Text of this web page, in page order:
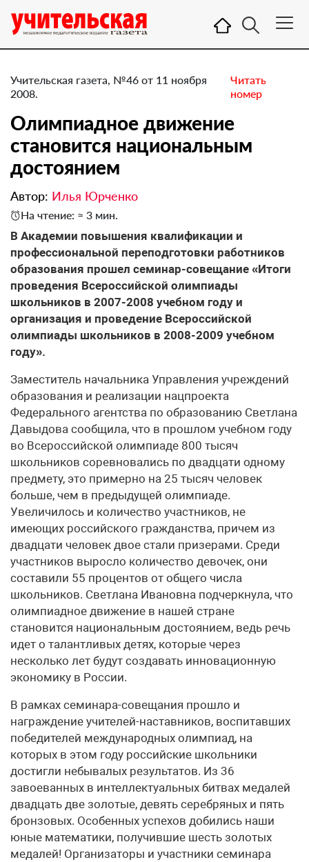
Учительская газета, №46 от 11 ноября
2008.
Читать
номер
Олимпиадное движение
становится национальным
достоянием
Автор: Илья Юрченко
На чтение: ≈ 3 мин.
В Академии повышения квалификации и
профессиональной переподготовки работников
образования прошел семинар-совещание «Итоги
проведения Всероссийской олимпиады
школьников в 2007-2008 учебном году и
организация и проведение Всероссийской
олимпиады школьников в 2008-2009 учебном
году».
Заместитель начальника Управления учреждений
образования и реализации нацпроекта
Федерального агентства по образованию Светлана
Давыдова сообщила, что в прошлом учебном году
во Всероссийской олимпиаде 800 тысяч
школьников соревновались по двадцати одному
предмету, это примерно на 25 тысяч человек
больше, чем в предыдущей олимпиаде.
Увеличилось и количество участников, не
имеющих российского гражданства, причем из
двадцати человек двое стали призерами. Среди
участников выросло количество девочек, они
составили 55 процентов от общего числа
школьников. Светлана Ивановна подчеркнула, что
олимпиадное движение в нашей стране
становится национальным достоянием, ведь речь
идет о талантливых детях, которые через
несколько лет будут создавать инновационную
экономику в России.
В рамках семинара-совещания прошло и
награждение учителей-наставников, воспитавших
победителей международных олимпиад, на
которых в этом году российские школьники
достигли небывалых результатов. Из 36
завоеванных в интеллектуальных битвах медалей
двадцать две золотые, девять серебряных и пять
бронзовых. Особенных успехов добились наши
юные математики, получившие шесть золотых
медалей! Организаторы и участники семинара